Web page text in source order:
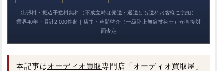
出張料・振込手数料無料（不成立時は発送・返送とも送料お客様ご負担）
業界40年・累計2,000件超｜店主・草間啓介（一級陸上無線技術士）が直接対
面査定
本記事はオーディオ買取専門店「オーディオ買取屋」